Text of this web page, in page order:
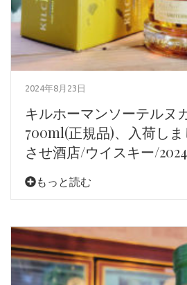
2024年8月23日
キルホーマンソーテルヌ
700ml(正規品)、入荷し
させ酒店/ウイスキー/
もっと読む